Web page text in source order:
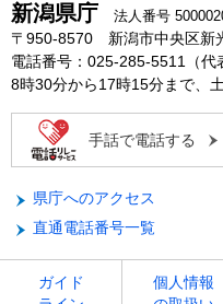
新潟県庁 法人番号
〒950-8570 新潟市中央区新
電話番号：025-285-5511（代
8時30分から17時15分まで、
手話で電話する
県庁へのアクセス
直通電話番号一覧
ガイド
個人情報